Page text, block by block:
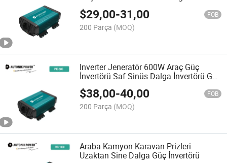
$29,00-31,00 FOB
200 Parça (MOQ)
Inverter Jeneratör 600W Araç Güç
İnvertörü Saf Sinüs Dalga İnvertörü Güç
İnvertörü Güç Dönüştürücü
$38,00-40,00 FOB
200 Parça (MOQ)
Araba Kamyon Karavan Prizleri
Uzaktan Sine Dalga Güç İnvertörü